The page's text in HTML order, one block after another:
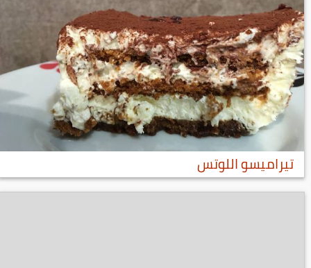
تيراميسو اللوتس